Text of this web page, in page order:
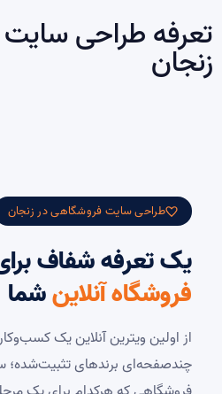
تعرفه طراحی
زنجان
طراحی سایت فروشگاهی در زنجان
یک تعرفه شفاف
فروشگاه آنلاینشما
از اولین ویترین آنلاین یک
چندصفحه‌ای برندهای